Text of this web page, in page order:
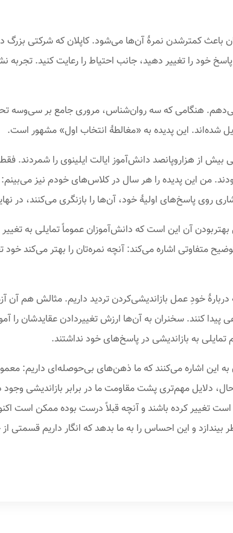
باعث کمترشدن نمرهٔ آن‌ها می‌شود. کاپلان که شرکتی بزرگ
خود را تغییر دهید، جانب احتیاط را رعایت کنید.
هنگامی که سه روان‌شناس، مروری جامع بر سی‌وسه
شده‌اند. این پدیده به «مغالطهٔ انتخاب اول» مشهور است.
از هزاروپانصد دانش‌آموز ایالت ایلینوی را شمردند.
من این پدیده را هر سال در کلاس‌های خودم نیز می‌بینم:
روی پاسخ‌های اولیهٔ خود، آن‌ها را بازنگری می‌کنند، در
آن این است که دانش‌آموزان عموماً تمایلی به
متفاوتی اشاره می‌کند: آنچه نمره‌تان را بهتر می‌کند
خودِ عمل بازاندیشی‌کردن تردید داریم. مثالش هم
پیدا کنند. سخنران به آن‌ها ارزش تغییردادن عقایدشان
به بازاندیشی در پاسخ‌های خود نداشتند.
این اشاره می‌کنند که ما ذهن‌های بی‌حوصله‌ای داریم:
دلایل مهم‌تری پشت مقاومت ما در برابر بازاندیشی وجود
تغییر کرده باشند و آنچه قبلاً درست بوده ممکن است
بیندازد و این احساس را به ما بدهد که انگار داریم